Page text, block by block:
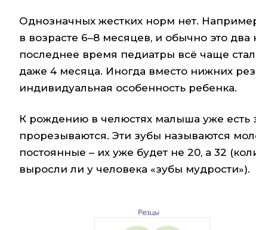
Однозначных жестких норм нет.
в возрасте 6–8 месяцев, и обычно это
последнее время педиатры всё чаще
даже 4 месяца. Иногда вместо нижних
индивидуальная особенность ребенка.
К рождению в челюстях малыша уже есть
прорезываются. Эти зубы называются
постоянные – их уже будет не 20, а 32
выросли ли у человека «зубы мудрости»).